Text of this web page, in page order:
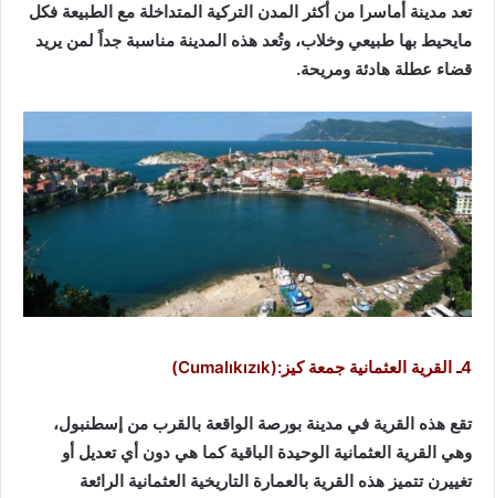
تعد مدينة أماسرا من أكثر المدن التركية المتداخلة مع الطبيعة فكل
مايحيط بها طبيعي وخلاب، وتُعد هذه المدينة مناسبة جداً لمن يريد
قضاء عطلة هادئة ومريحة.
4ـ القرية العثمانية جمعة كيز:(Cumalıkızık)
تقع هذه القرية في مدينة بورصة الواقعة بالقرب من إسطنبول،
وهي القرية العثمانية الوحيدة الباقية كما هي دون أي تعديل أو
تغييرن تتميز هذه القرية بالعمارة التاريخية العثمانية الرائعة